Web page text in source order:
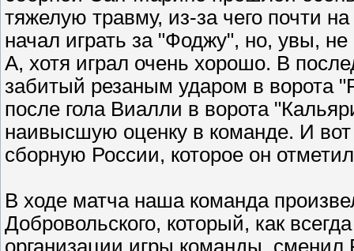
тяжелую травму, из-за чего почти
начал играть за "Фоджу", но, увы,
А, хотя играл очень хорошо. В
забитый резаным ударом в ворота
после гола Виалли в ворота
наивысшую оценку в команде. И
сборную России, которое он
В ходе матча наша команда
Добровольского, который, как
организации игры команды, сменил